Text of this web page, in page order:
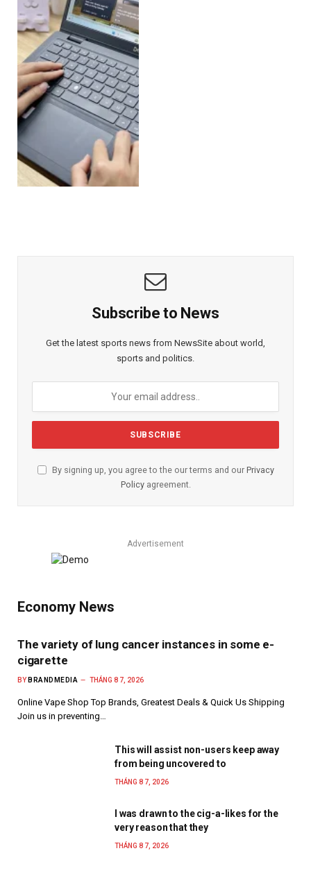
Subscribe to News
Get the latest sports news from NewsSite about world,
sports and politics.
By signing up, you agree to the our terms and our Privacy
Policyagreement.
Advertisement
Economy News
The variety of lung cancer instances in some e-
cigarette
BY BRANDMEDIA THÁNG 8 7, 2026
Online Vape Shop Top Brands, Greatest Deals & Quick Us Shipping
Join us in preventing…
This will assist non-users keep away
from being uncovered to
THÁNG 8 7, 2026
I was drawn to the cig-a-likes for the
very reason that they
THÁNG 8 7, 2026